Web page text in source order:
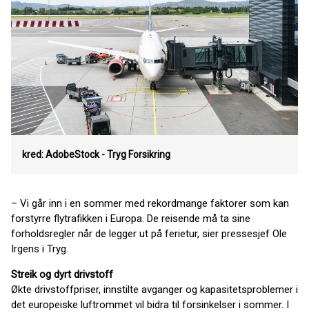
kred: AdobeStock - Tryg Forsikring
– Vi går inn i en sommer med rekordmange faktorer som kan
forstyrre flytrafikken i Europa. De reisende må ta sine
forholdsregler når de legger ut på ferietur, sier pressesjef Ole
Irgens i Tryg.
Streik og dyrt drivstoff
Økte drivstoffpriser, innstilte avganger og kapasitetsproblemer i
det europeiske luftrommet vil bidra til forsinkelser i sommer. I